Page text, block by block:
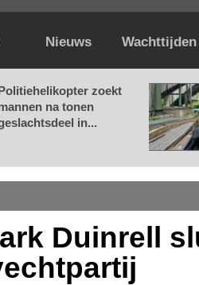
Nieuws Wachttijden
zoekt
na tonen
in...
Duinrell